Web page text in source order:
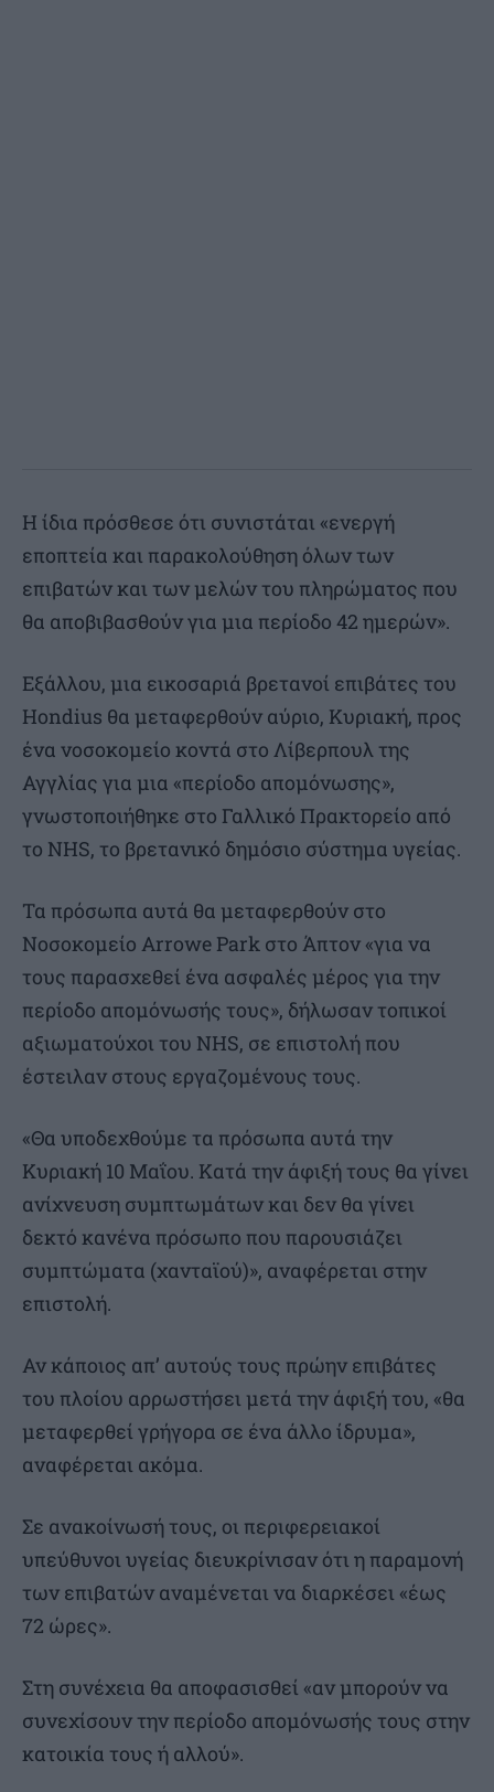
Η ίδια πρόσθεσε ότι συνιστάται «ενεργή
εποπτεία και παρακολούθηση όλων των
επιβατών και των μελών του πληρώματος που
θα αποβιβασθούν για μια περίοδο 42 ημερών».
Εξάλλου, μια εικοσαριά βρετανοί επιβάτες του
Hondius θα μεταφερθούν αύριο, Κυριακή, προς
ένα νοσοκομείο κοντά στο Λίβερπουλ της
Αγγλίας για μια «περίοδο απομόνωσης»,
γνωστοποιήθηκε στο Γαλλικό Πρακτορείο από
το NHS, το βρετανικό δημόσιο σύστημα υγείας.
Τα πρόσωπα αυτά θα μεταφερθούν στο
Νοσοκομείο Arrowe Park στο Άπτον «για να
τους παρασχεθεί ένα ασφαλές μέρος για την
περίοδο απομόνωσής τους», δήλωσαν τοπικοί
αξιωματούχοι του NHS, σε επιστολή που
έστειλαν στους εργαζομένους τους.
«Θα υποδεχθούμε τα πρόσωπα αυτά την
Κυριακή 10 Μαΐου. Κατά την άφιξή τους θα γίνει
ανίχνευση συμπτωμάτων και δεν θα γίνει
δεκτό κανένα πρόσωπο που παρουσιάζει
συμπτώματα (χανταϊού)», αναφέρεται στην
επιστολή.
Αν κάποιος απ’ αυτούς τους πρώην επιβάτες
του πλοίου αρρωστήσει μετά την άφιξή του, «θα
μεταφερθεί γρήγορα σε ένα άλλο ίδρυμα»,
αναφέρεται ακόμα.
Σε ανακοίνωσή τους, οι περιφερειακοί
υπεύθυνοι υγείας διευκρίνισαν ότι η παραμονή
των επιβατών αναμένεται να διαρκέσει «έως
72 ώρες».
Στη συνέχεια θα αποφασισθεί «αν μπορούν να
συνεχίσουν την περίοδο απομόνωσής τους στην
κατοικία τους ή αλλού».